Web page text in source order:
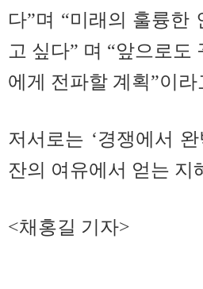
다”며 “미래의 훌륭한
고 싶다” 며 “앞으로
에게 전파할 계획”이
저서로는 ‘경쟁에서
잔의 여유에서 얻는 지
<채홍길 기자>